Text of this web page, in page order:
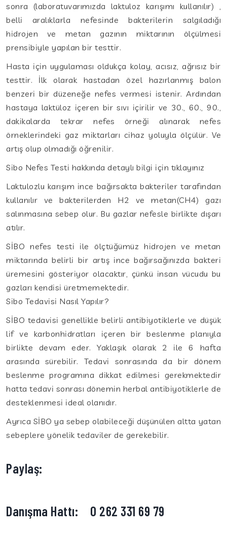
sonra (laboratuvarımızda laktuloz karışımı kullanılır) ,
belli aralıklarla nefesinde bakterilerin salgıladığı
hidrojen ve metan gazının miktarının ölçülmesi
prensibiyle yapılan bir testtir.
Hasta için uygulaması oldukça kolay, acısız, ağrısız bir
testtir. İlk olarak hastadan özel hazırlanmış balon
benzeri bir düzeneğe nefes vermesi istenir. Ardından
hastaya laktüloz içeren bir sıvı içirilir ve 30., 60., 90.,
dakikalarda tekrar nefes örneği alınarak nefes
örneklerindeki gaz miktarları cihaz yoluyla ölçülür. Ve
artış olup olmadığı öğrenilir.
Sibo Nefes Testi hakkında detaylı bilgi için tıklayınız
Laktulozlu karışım ince bağırsakta bakteriler tarafından
kullanılır ve bakterilerden H2 ve metan(CH4) gazı
salınmasına sebep olur. Bu gazlar nefesle birlikte dışarı
atılır.
SİBO nefes testi ile ölçtüğümüz hidrojen ve metan
miktarında belirli bir artış ince bağırsağınızda bakteri
üremesini gösteriyor olacaktır, çünkü insan vücudu bu
gazları kendisi üretmemektedir.
Sibo Tedavisi Nasıl Yapılır?
SİBO tedavisi genellikle belirli antibiyotiklerle ve düşük
lif ve karbonhidratları içeren bir beslenme planıyla
birlikte devam eder. Yaklaşık olarak 2 ile 6 hafta
arasında sürebilir. Tedavi sonrasında da bir dönem
beslenme programına dikkat edilmesi gerekmektedir
hatta tedavi sonrası dönemin herbal antibiyotiklerle de
desteklenmesi ideal olanıdır.
Ayrıca SİBO ya sebep olabileceği düşünülen altta yatan
sebeplere yönelik tedaviler de gerekebilir.
Paylaş:
Danışma Hattı: 0 262 331 69 79